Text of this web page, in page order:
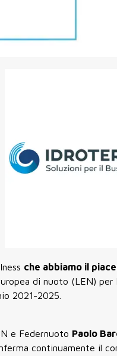
che abbiamo il
di nuoto (LEN) per
2021-2025.
e Federnuoto Paolo
continuamente il